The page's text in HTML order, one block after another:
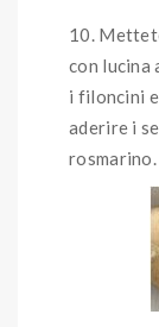
con lucina
i filoncini
aderire i
rosmarino.